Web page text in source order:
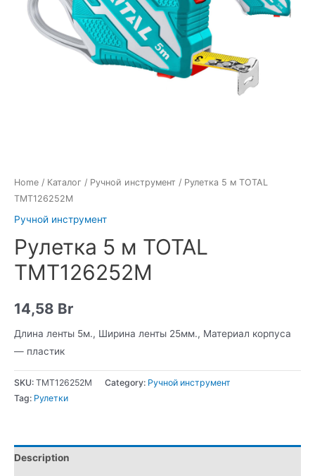
Home / Каталог / Ручной инструмент / Рулетка 5 м TOTAL
TMT126252M
Ручной инструмент
Рулетка 5 м TOTAL
TMT126252M
14,58 Br
Длина ленты 5м., Ширина ленты 25мм., Материал корпуса
— пластик
SKU: TMT126252M Category: Ручной инструмент
Tag: Рулетки
Description